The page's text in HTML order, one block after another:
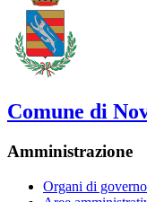
Comune di
Amministrazione
Organi di governo